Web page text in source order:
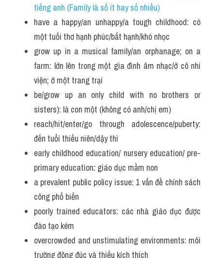
tiếng anh (Family là số ít hay số nhiều)
have a happy/an unhappy/a tough childhood: có
một tuổi thơ hạnh phúc/bất hạnh/khó nhọc
grow up in a musical family/an orphanage; on a
farm: lớn lên trong một gia đình âm nhạc/ở cô nhi
viện; ở một trang trại
be/grow up an only child with no brothers or
sisters): là con một (không có anh/chị em)
reach/hit/enter/go through adolescence/puberty:
đến tuổi thiếu niên/dậy thì
early childhood education/ nursery education/ pre-
primary education: giáo dục mầm non
a prevalent public policy issue: 1 vấn đề chính sách
công phổ biến
poorly trained educators: các nhà giáo dục được
đào tạo kém
overcrowded and unstimulating environments: môi
trường đông đúc và thiếu kích thích